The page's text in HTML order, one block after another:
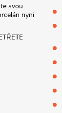
svou
nyní